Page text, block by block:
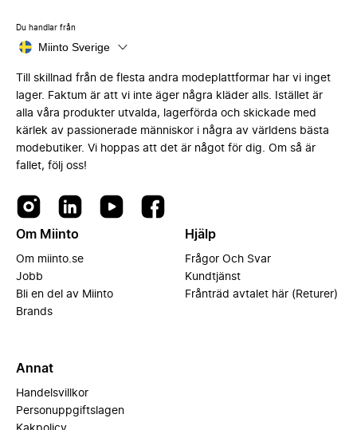
Du handlar från
Miinto Sverige
Till skillnad från de flesta andra modeplattformar har vi inget
lager. Faktum är att vi inte äger några kläder alls. Istället är
alla våra produkter utvalda, lagerförda och skickade med
kärlek av passionerade människor i några av världens bästa
modebutiker. Vi hoppas att det är något för dig. Om så är
fallet, följ oss!
Om Miinto
Om miinto.se
Jobb
Bli en del av Miinto
Brands
Hjälp
Frågor Och Svar
Kundtjänst
Frånträd avtalet här (Returer)
Annat
Handelsvillkor
Personuppgiftslagen